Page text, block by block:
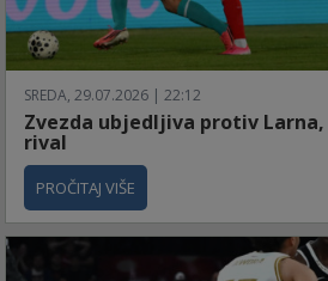
SREDA, 29.07.2026 | 22:12
Zvezda ubjedljiva protiv
rival
PROČITAJ VIŠE